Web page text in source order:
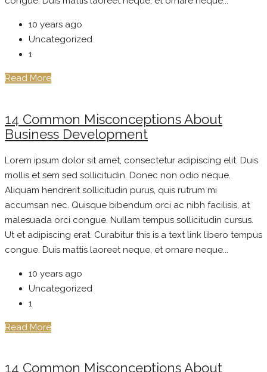
10 years ago
Uncategorized
1
Read More
14 Common Misconceptions About
Business Development
Lorem ipsum dolor sit amet, consectetur adipiscing elit. Duis
mollis et sem sed sollicitudin. Donec non odio neque.
Aliquam hendrerit sollicitudin purus, quis rutrum mi
accumsan nec. Quisque bibendum orci ac nibh facilisis, at
malesuada orci congue. Nullam tempus sollicitudin cursus.
Ut et adipiscing erat. Curabitur this is a text link libero tempus
congue. Duis mattis laoreet neque, et ornare neque...
10 years ago
Uncategorized
1
Read More
14 Common Misconceptions About